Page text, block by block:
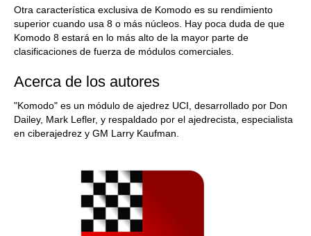
Otra característica exclusiva de Komodo es su rendimiento
superior cuando usa 8 o más núcleos. Hay poca duda de que
Komodo 8 estará en lo más alto de la mayor parte de
clasificaciones de fuerza de módulos comerciales.
Acerca de los autores
"Komodo" es un módulo de ajedrez UCI, desarrollado por Don
Dailey, Mark Lefler, y respaldado por el ajedrecista, especialista
en ciberajedrez y GM Larry Kaufman.